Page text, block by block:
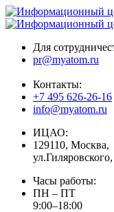
Для
pr@myatom.ru
Контакты:
+7 495 626-26-16
info@myatom.ru
ИЦАО:
129110, Москва,
Часы работы:
ПН – ПТ
9:00–18:00